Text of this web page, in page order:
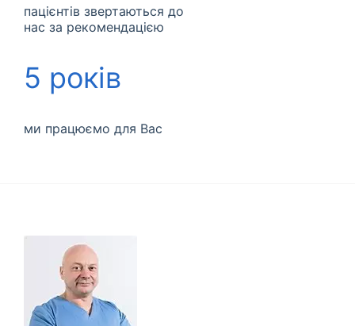
пацієнтів звертаються до
нас за рекомендацією
5 років
ми працюємо для Вас